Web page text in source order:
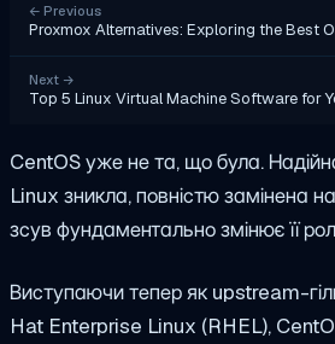
← Previous
Proxmox Alternatives: Exploring the Best
Next →
Top 5 Linux Virtual Machine Software for
CentOS уже не та, що була.
Linux зникла, повністю замінена
зсув фундаментально змінює її
Виступаючи тепер як upstream-
Hat Enterprise Linux (RHEL),